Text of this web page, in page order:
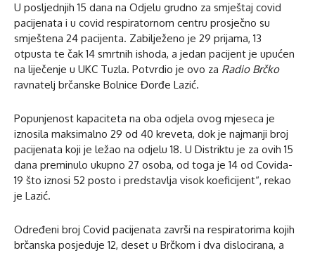
U posljednjih 15 dana na Odjelu grudno za smještaj covid
pacijenata i u covid respiratornom centru prosječno su
smještena 24 pacijenta. Zabilježeno je 29 prijama, 13
otpusta te čak 14 smrtnih ishoda, a jedan pacijent je upućen
na liječenje u UKC Tuzla. Potvrdio je ovo za Radio Brčko
ravnatelj brčanske Bolnice Đorđe Lazić.
Popunjenost kapaciteta na oba odjela ovog mjeseca je
iznosila maksimalno 29 od 40 kreveta, dok je najmanji broj
pacijenata koji je ležao na odjelu 18. U Distriktu je za ovih 15
dana preminulo ukupno 27 osoba, od toga je 14 od Covida-
19 što iznosi 52 posto i predstavlja visok koeficijent“, rekao
je Lazić.
Određeni broj Covid pacijenata završi na respiratorima kojih
brčanska posjeduje 12, deset u Brčkom i dva dislocirana, a